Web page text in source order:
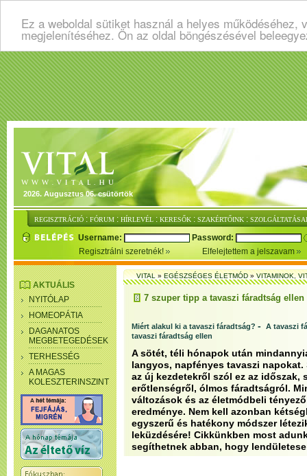
Ez a weboldal sütiket használ a helyes
megjelenítéséhez. Ön az oldal böngészésével
2026. Augusztus 06. csütörtök
REGISZTRÁCIÓ : FÓRUM : HÍRLEVÉL : KERESŐK : SZAKÉRTŐINK :
Username:
Password:
Regisztrálni szeretnék!
Elfelejtettem a jelszavam
AKTUÁLIS
NYITÓLAP
HOMEOPÁTIA
DAGANATOS
MEGBETEGEDÉSEK
TERHESSÉG
A MAGAS
KOLESZTERINSZINT
VITAL»EGÉSZSÉGES ÉLETMÓD»VITAMINOK,
7 szuper tipp a tavaszi fáradtság ellen
Miért alakul ki a tavaszi fáradtság? - A tavaszi
tavaszi fáradtság ellen
A sötét, téli hónapok után
langyos, napfényes tavaszi
az új kezdetekről szól ez az időszak,
erőtlenségről, ólmos fáradtságról.
változások és az életmódbeli
eredménye. Nem kell azonban
egyszerű és hatékony módszer
leküzdésére! Cikkünkben most
segíthetnek abban, hogy